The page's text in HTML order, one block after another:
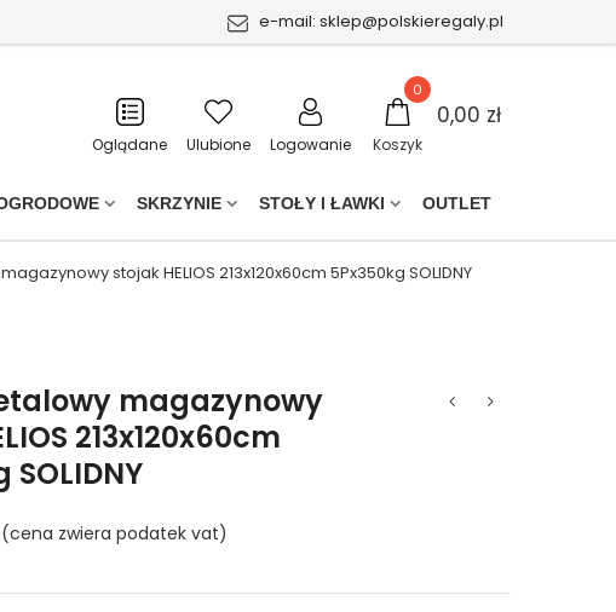
e-mail: sklep@polskieregaly.pl
Oglądane Ulubione Logowanie Koszyk
0
0,00 zł
SKRZYNIE STOŁY I ŁAWKI OUTLET
stojak HELIOS 213x120x60cm 5Px350kg SOLIDNY
magazynowy
213x120x60cm
SOLIDNY
(cena zwiera podatek vat)